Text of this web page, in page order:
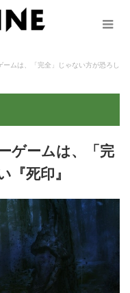
ームは、「完全」じゃない方が恐ろし
ゲームは、「完
『死印』